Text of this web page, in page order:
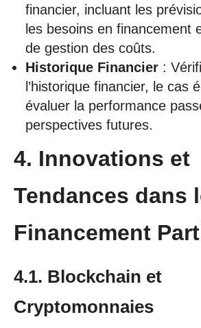
financier, incluant les
les besoins en financement
de gestion des coûts.
Historique Financier :
l’historique financier, le cas
évaluer la performance
perspectives futures.
4. Innovations et
Tendances dans
Financement
4.1. Blockchain et
Cryptomonnaies